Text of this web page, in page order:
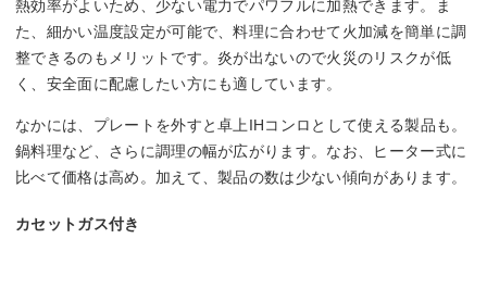
熱効率がよいため、少ない電力でパワフルに加熱できます。ま
た、細かい温度設定が可能で、料理に合わせて火加減を簡単に調
整できるのもメリットです。炎が出ないので火災のリスクが低
く、安全面に配慮したい方にも適しています。
なかには、プレートを外すと卓上IHコンロとして使える製品も。
鍋料理など、さらに調理の幅が広がります。なお、ヒーター式に
比べて価格は高め。加えて、製品の数は少ない傾向があります。
カセットガス付き